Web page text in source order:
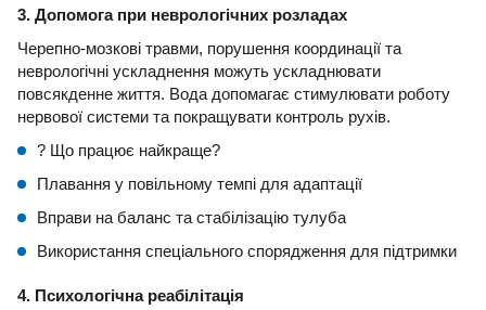
3. Допомога при неврологічних розладах
Черепно-мозкові травми, порушення координації та
неврологічні ускладнення можуть ускладнювати
повсякденне життя. Вода допомагає стимулювати роботу
нервової системи та покращувати контроль рухів.
? Що працює найкраще?
Плавання у повільному темпі для адаптації
Вправи на баланс та стабілізацію тулуба
Використання спеціального спорядження для підтримки
4. Психологічна реабілітація